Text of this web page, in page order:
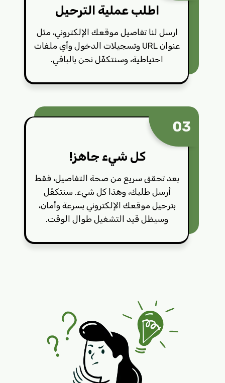
اطلب عملية الترحيل
ارسل لنا تفاصيل موقعك الإلكتروني، مثل
عنوان URL وتسجيلات الدخول وأي ملفات
احتياطية، وسنتكفّل نحن بالباقي.
03
كل شيء جاهز!
بعد تحقق سريع من صحة التفاصيل، فقط
أرسل طلبك، وهذا كل شيء. سنتكفّل
بترحيل موقعك الإلكتروني بسرعة وأمان،
وسيظل قيد التشغيل طوال الوقت.